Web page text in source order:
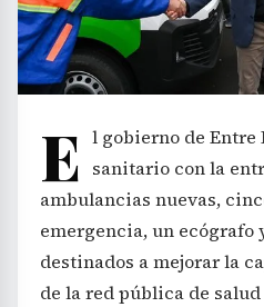
E l gobierno de Entre
sanitario con la
ambulancias nuevas,
emergencia, un ecógrafo
destinados a mejorar la
de la red pública de